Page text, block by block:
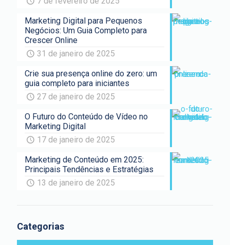
Marketing Digital para Pequenos
Negócios: Um Guia Completo para
Crescer Online
31 de janeiro de 2025
Crie sua presença online do zero: um
guia completo para iniciantes
27 de janeiro de 2025
O Futuro do Conteúdo de Vídeo no
Marketing Digital
17 de janeiro de 2025
Marketing de Conteúdo em 2025:
Principais Tendências e Estratégias
13 de janeiro de 2025
Categorias